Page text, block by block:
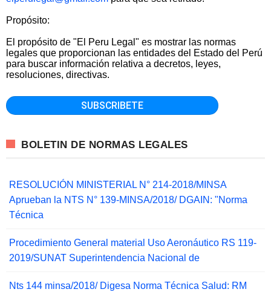
Propósito:
El propósito de "El Peru Legal" es mostrar las normas
legales que proporcionan las entidades del Estado del Perú
para buscar información relativa a decretos, leyes,
resoluciones, directivas.
BOLETIN DE NORMAS LEGALES
RESOLUCIÓN MINISTERIAL N° 214-2018/MINSA
Aprueban la NTS N° 139-MINSA/2018/ DGAIN: "Norma
Técnica
Procedimiento General material Uso Aeronáutico RS 119-
2019/SUNAT Superintendencia Nacional de
Nts 144 minsa/2018/ Digesa Norma Técnica Salud: RM